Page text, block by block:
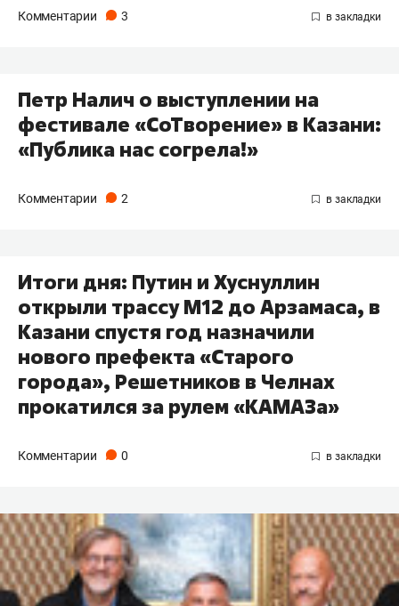
Комментарии 3
​Петр Налич о выступлении на
фестивале «СоТворение» в Казани:
«Публика нас согрела!»
Комментарии 2
Итоги дня: Путин и Хуснуллин
открыли трассу М12 до Арзамаса, в
Казани спустя год назначили
нового префекта «Старого
города», Решетников в Челнах
прокатился за рулем «КАМАЗа»
Комментарии 0